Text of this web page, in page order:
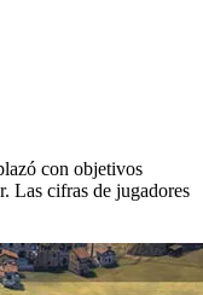
con objetivos
Las cifras de jugadores